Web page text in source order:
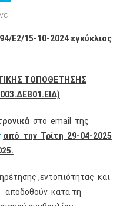
Ε2/15-10-2024 εγκύκλιος
ΤΟΠΟΘΕΤΗΣΗΣ
στο email της
από την Τρίτη 29-04-2025
,εντοπιότητας και
αποδοθούν κατά τη